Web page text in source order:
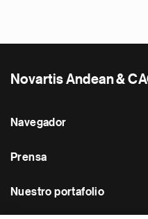
Novartis Andean &
Navegador
Prensa
Nuestro portafolio